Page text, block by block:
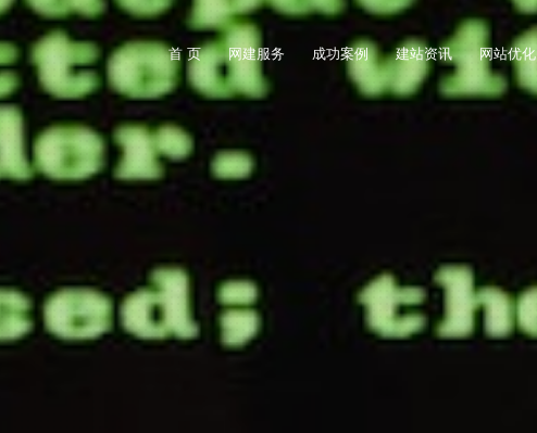
首 页 网建服务 成功案例 建站资讯 网站优化